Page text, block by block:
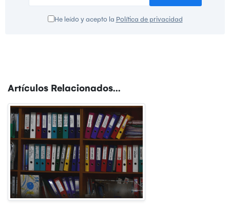
He leído y acepto la Política de privacidad
Artículos Relacionados...